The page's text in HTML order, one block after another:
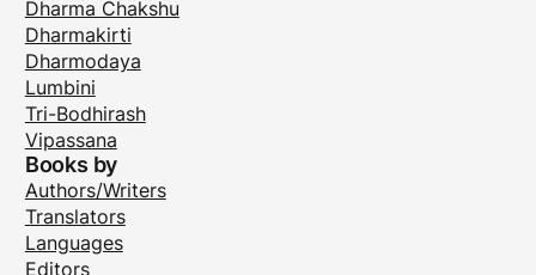
Dharma Chakshu
Dharmakirti
Dharmodaya
Lumbini
Tri-Bodhirash
Vipassana
Books by
Authors/Writers
Translators
Languages
Editors